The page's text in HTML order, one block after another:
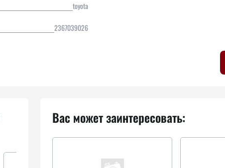
toyota
2367039026
Вас может заинтересовать: